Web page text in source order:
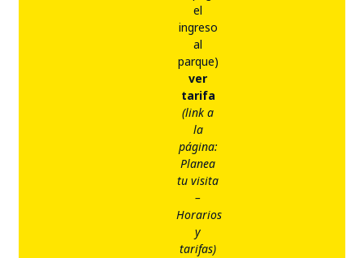
el
ingreso
al
parque)
ver
tarifa
(link a
la
página:
Planea
tu visita
–
Horarios
y
tarifas)